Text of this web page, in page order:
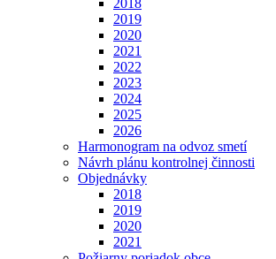
2018
2019
2020
2021
2022
2023
2024
2025
2026
Harmonogram na odvoz smetí
Návrh plánu kontrolnej činnosti
Objednávky
2018
2019
2020
2021